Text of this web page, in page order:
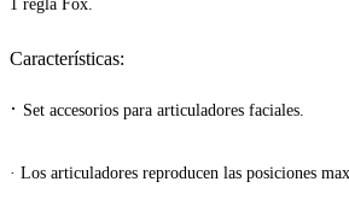
1 regla Fox.
Características:
· Set accesorios para articuladores faciales.
· Los articuladores reproducen las posiciones